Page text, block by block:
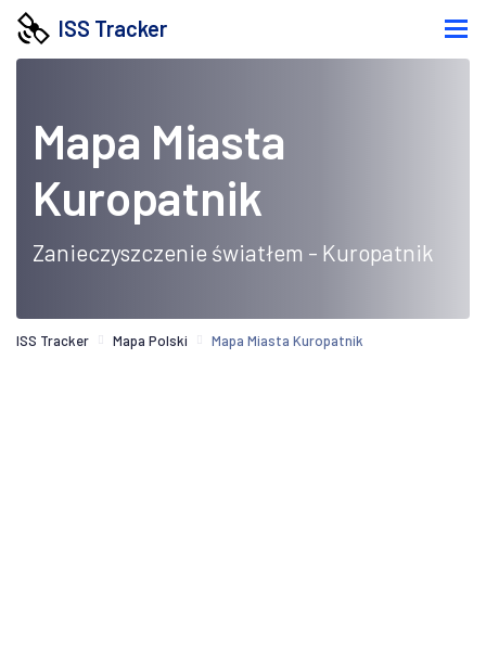
ISS Tracker
Mapa Miasta
Kuropatnik
Zanieczyszczenie światłem - Kuropatnik
ISS Tracker Mapa Polski Mapa Miasta Kuropatnik